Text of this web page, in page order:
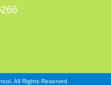
All Rights Reserved.